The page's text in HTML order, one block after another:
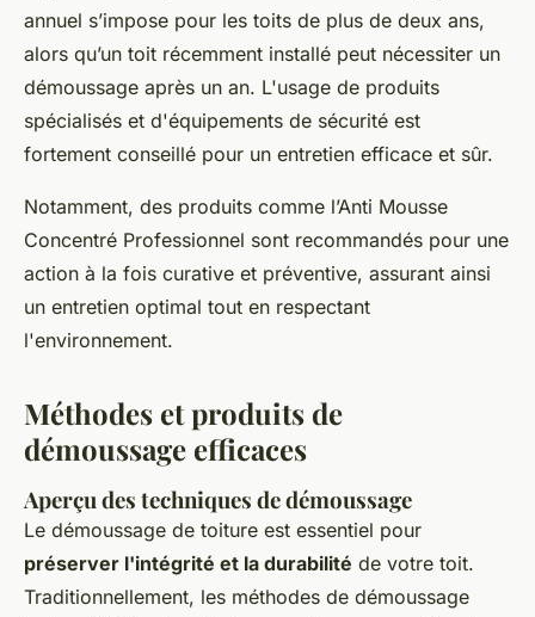
annuel s’impose pour les toits de plus de deux ans,
alors qu’un toit récemment installé peut nécessiter un
démoussage après un an. L'usage de produits
spécialisés et d'équipements de sécurité est
fortement conseillé pour un entretien efficace et sûr.
Notamment, des produits comme l’Anti Mousse
Concentré Professionnel sont recommandés pour une
action à la fois curative et préventive, assurant ainsi
un entretien optimal tout en respectant
l'environnement.
Méthodes et produits de
démoussage efficaces
Aperçu des techniques de démoussage
Le démoussage de toiture est essentiel pour
préserver l'intégrité et la durabilité de votre toit.
Traditionnellement, les méthodes de démoussage